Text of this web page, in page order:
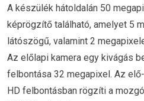
A készülék hátoldalán 50
képrögzítő található, amelyet 5
látószögű, valamint 2
Az előlapi kamera egy kivágás
felbontása 32 megapixel. Az
HD felbontásban rögzíti a